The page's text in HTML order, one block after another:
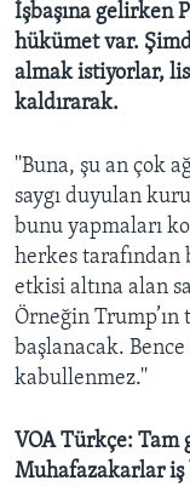
İşbaşına gelirken
hükümet var. Şimdi
almak istiyorlar,
kaldırarak.
''Buna, şu an çok
saygı duyulan
bunu yapmaları
herkes tarafından
etkisi altına alan
Örneğin
başlanacak.
kabullenmez.''
VOA Türkçe: Tam
Muhafazakarlar iş